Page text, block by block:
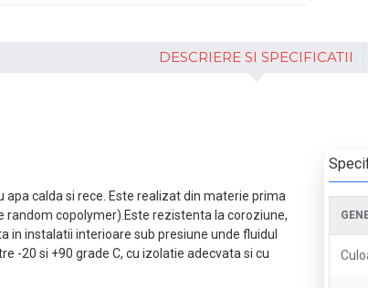
DESCRIERE SI SPECIFICATII
calda si rece. Este realizat din materie prima
random copolymer).Este rezistenta la coroziune,
in instalatii interioare sub presiune unde fluidul
-20 si +90 grade C, cu izolatie adecvata si cu